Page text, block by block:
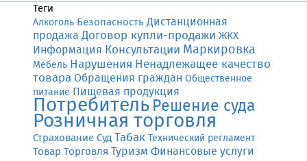
Теги
Алкоголь БезопасностьДистанционная
продажа Договор купли-продажи ЖКХ
Информация Консультации Маркировка
Мебель Нарушения Ненадлежащее качество
товара Обращения граждан Общественное
питание Пищевая продукция
ПотребительРешение суда
Розничная торговля
СтрахованиеСудТабакТехнический регламент
Товар Торговля Туризм Финансовые услуги